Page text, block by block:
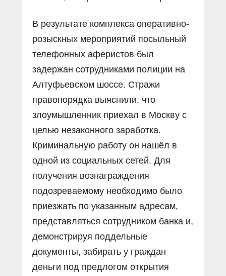
В результате комплекса оперативно-
розыскных мероприятий посыльный
телефонных аферистов был
задержан сотрудниками полиции на
Алтуфьевском шоссе. Стражи
правопорядка выяснили, что
злоумышленник приехал в Москву с
целью незаконного заработка.
Криминальную работу он нашёл в
одной из социальных сетей. Для
получения вознаграждения
подозреваемому необходимо было
приезжать по указанным адресам,
представляться сотрудником банка и,
демонстрируя поддельные
документы, забирать у граждан
деньги под предлогом открытия